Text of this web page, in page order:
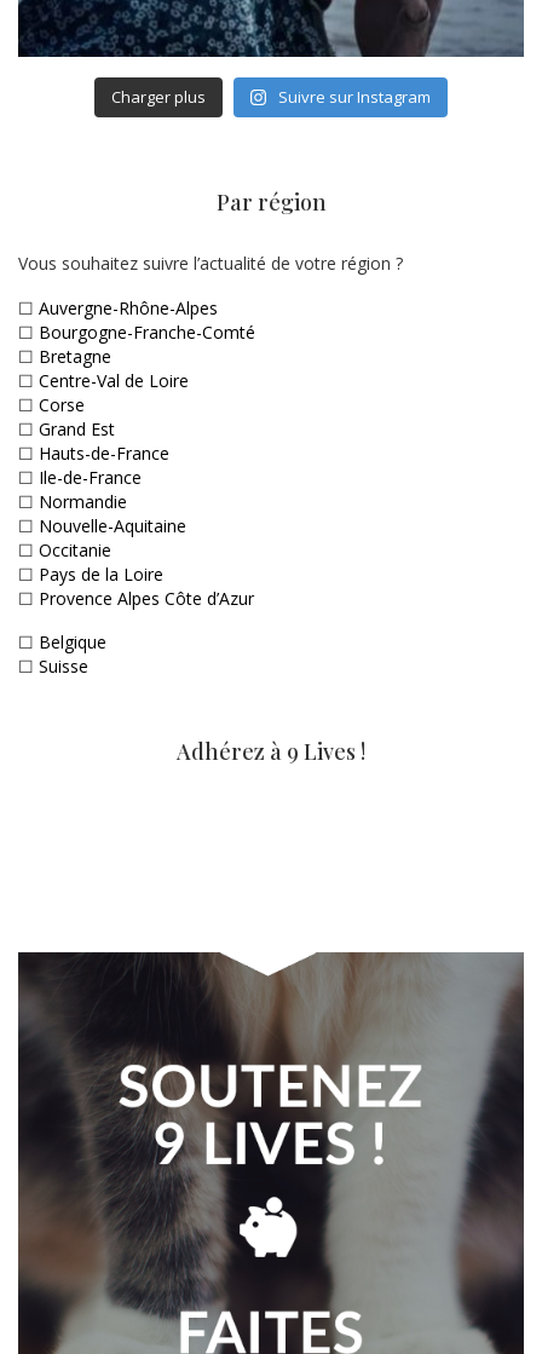
Charger plus Suivre sur Instagram
Par région
Vous souhaitez suivre l’actualité de votre région ?
☐ Auvergne-Rhône-Alpes
☐ Bourgogne-Franche-Comté
☐ Bretagne
☐ Centre-Val de Loire
☐ Corse
☐ Grand Est
☐ Hauts-de-France
☐ Ile-de-France
☐ Normandie
☐ Nouvelle-Aquitaine
☐ Occitanie
☐ Pays de la Loire
☐ Provence Alpes Côte d’Azur
☐ Belgique
☐ Suisse
Adhérez à 9 Lives !